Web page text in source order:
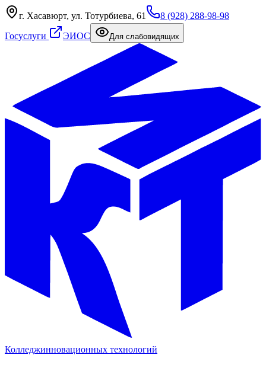
г. Хасавюрт, ул. Тотурбиева, 61
8 (928) 288-98-98
Госуслуги
ЭИОС Для слабовидящих
Колледжинновационных технологий